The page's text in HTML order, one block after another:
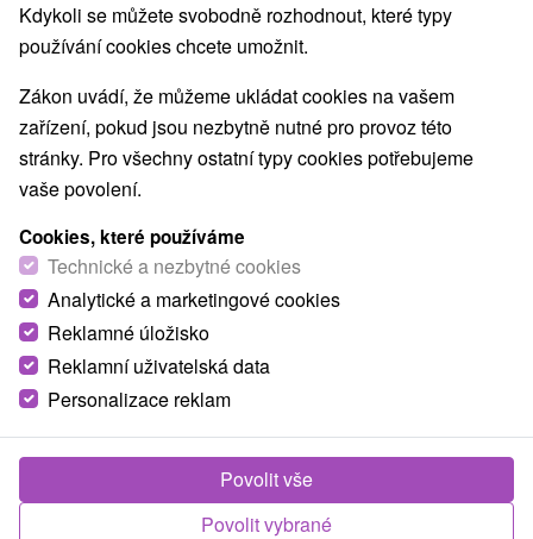
Kdykoli se můžete svobodně rozhodnout, které typy
používání cookies chcete umožnit.
Zákon uvádí, že můžeme ukládat cookies na vašem
zařízení, pokud jsou nezbytně nutné pro provoz této
stránky. Pro všechny ostatní typy cookies potřebujeme
vaše povolení.
Cookies, které používáme
Technické a nezbytné cookies
Analytické a marketingové cookies
Reklamné úložisko
Reklamní uživatelská data
Personalizace reklam
Povolit vybrané
Povolit vše